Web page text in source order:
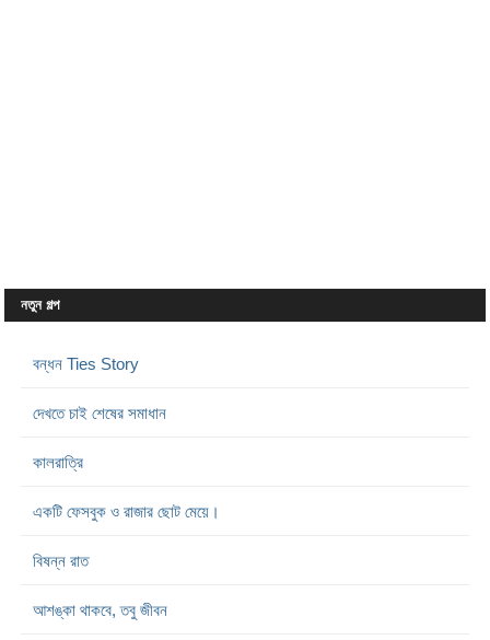
নতুন গল্প
বন্ধন Ties Story
দেখতে চাই শেষের সমাধান
কালরাত্রি
একটি ফেসবুক ও রাজার ছোট মেয়ে।
বিষন্ন রাত
আশঙ্কা থাকবে, তবু জীবন